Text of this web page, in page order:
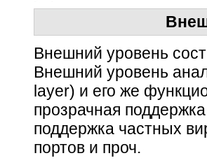
Внешний уровень
Внешний уровень
layer) и его же
прозрачная
поддержка частных
портов и проч.